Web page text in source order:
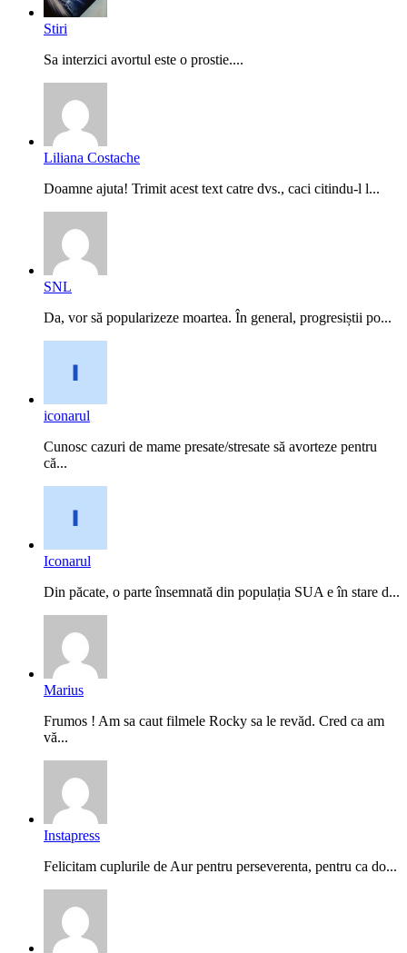
Stiri
Sa interzici avortul este o prostie....
Liliana Costache
Doamne ajuta! Trimit acest text catre dvs., caci citindu-l l...
SNL
Da, vor să popularizeze moartea. În general, progresiștii po...
iconarul
Cunosc cazuri de mame presate/stresate să avorteze pentru
că...
Iconarul
Din păcate, o parte însemnată din populația SUA e în stare d...
Marius
Frumos ! Am sa caut filmele Rocky sa le revăd. Cred ca am
vă...
Instapress
Felicitam cuplurile de Aur pentru perseverenta, pentru ca do...